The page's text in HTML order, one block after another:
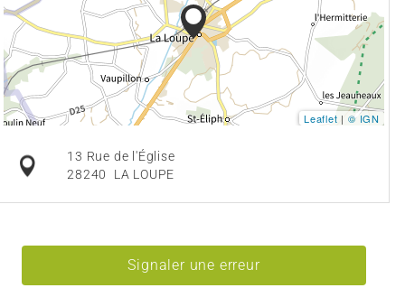
Leaflet | © IGN
13 Rue de l'Église
28240
LA LOUPE
Signaler une erreur